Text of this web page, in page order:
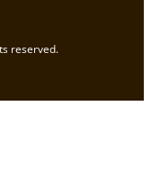
reserved.